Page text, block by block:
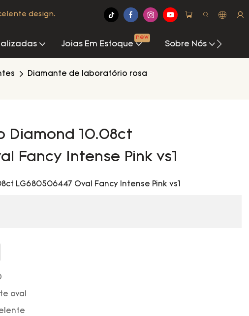
design.
Joias Em Estoque
new
Sobre Nós
Diamante de laboratório rosa
Diamond 10.08ct
Fancy Intense Pink vs1
LG680506447 Oval Fancy Intense Pink vs1
oval